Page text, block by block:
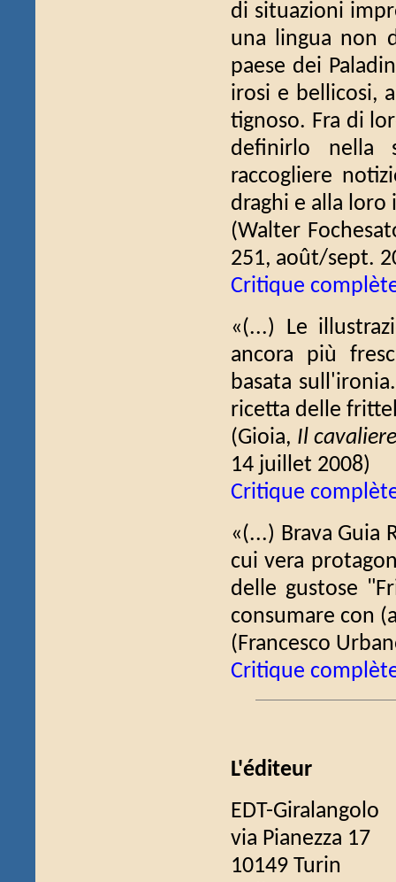
di situazioni
una lingua non
paese dei
irosi e bellicosi,
tignoso. Fra di
definirlo nella
raccogliere
draghi e alla loro
(Walter
251, août/sept.
Critique
«(...) Le
ancora più
basata
ricetta delle
(Gioia, Il
14 juillet 2008)
Critique
«(...) Brava Guia
cui vera
delle gustose
consumare con
(Francesco
Critique
L'éditeur
EDT-Giralangolo
via Pianezza 17
10149 Turin